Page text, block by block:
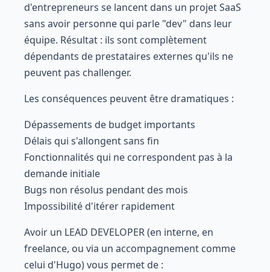
d'entrepreneurs se lancent dans un projet SaaS
sans avoir personne qui parle "dev" dans leur
équipe. Résultat : ils sont complètement
dépendants de prestataires externes qu'ils ne
peuvent pas challenger.
Les conséquences peuvent être dramatiques :
Dépassements de budget importants
Délais qui s'allongent sans fin
Fonctionnalités qui ne correspondent pas à la
demande initiale
Bugs non résolus pendant des mois
Impossibilité d'itérer rapidement
Avoir un LEAD DEVELOPER (en interne, en
freelance, ou via un accompagnement comme
celui d'Hugo) vous permet de :